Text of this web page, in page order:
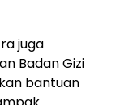
juga
Badan Gizi
bantuan